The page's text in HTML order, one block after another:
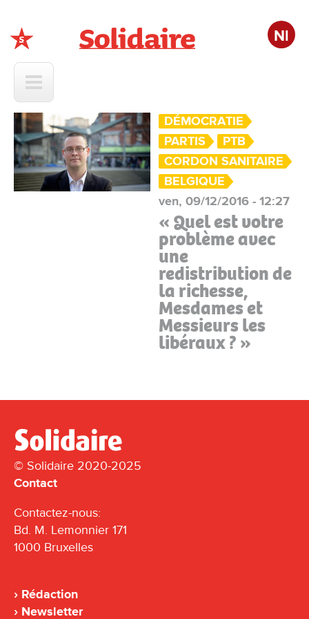
Nl
DÉMOCRATIE
PARTIS
PTB
CORDON SANITAIRE
BELGIQUE
ven, 09/12/2016 - 12:27
« Quel est votre
problème avec
une
redistribution de
la richesse,
Mesdames et
Messieurs les
libéraux ? »
© Solidaire 2020-2025
Contact
Contactez-nous:
Bd. M. Lemonnier 171
1000 Bruxelles
Rédaction
Newsletter